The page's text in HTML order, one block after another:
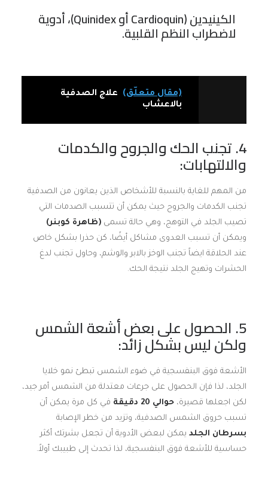
الكينيدين (Cardioquin أو Quinidex)، أدوية
لاضطراب النظم القلبية.
(مقال متعلّق)
علاج الصدفية
بالاعشاب
4. تجنب الحك والجروح والكدمات
والالتهابات:
من المهم للغاية بالنسبة للأشخاص الذين يعانون من الصدفية
تجنب الكدمات والجروح حيث يمكن أن تتسبب الصدمات التي
تصيب الجلد في التوهج، وهي حالة تسمى (ظاهرة كوبنر)
ويمكن أن تسبب العدوى مشاكل أيضًا، كن حذرا بشكل خاص
عند الحلاقة ايضاً تجنب الوخز بالابر والوشم، وحاول تجنب لدغ
الحشرات وتهيج الجلد نتيجة الحك.
5. الحصول على بعض أشعة الشمس
ولكن ليس بشكل زائد:
الأشعة فوق البنفسجية في ضوء الشمس تبطئ نمو خلايا
الجلد، لذا فإن الحصول على جرعات معتدلة من الشمس أمر جيد،
لكن اجعلها قصيرة، حوالي 20 دقيقة
في كل مرة يمكن أن
تسبب حروق الشمس الصدفية، وتزيد من خطر الإصابة
بسرطان الجلد يمكن لبعض الأدوية أن تجعل بشرتك أكثر
حساسية للأشعة فوق البنفسجية، لذا تحدث إلى طبيبك أولاً.